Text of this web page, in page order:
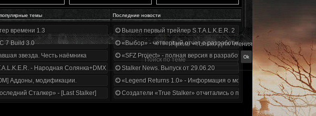
темы Последние новости
и сюжет | Разбор трейлера
времени 1.3
7 Build 3.0
звезда. Честь наёмника
- Народная Солянка+DMX 1.3.5.ООП.МА.К.
Аддоны, модификации.
Сталкер» - [Last Stalker]
Вышел первый трейлер S.T.A.L.K.E.R. 2
«Выбор» - четвертый отчет о разработке!
«SFZ Project» - полная версия в разработке!
Stalker News. Выпуск от 29.06.20
«Legend Returns 1.0» - Информация о моде за июнь 2020
Создатели «True Stalker» отчитались о проделанной работе
Архив - только для чтения